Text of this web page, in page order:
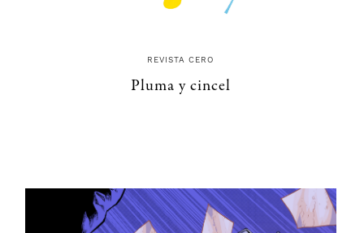
REVISTA CERO
Pluma y cincel